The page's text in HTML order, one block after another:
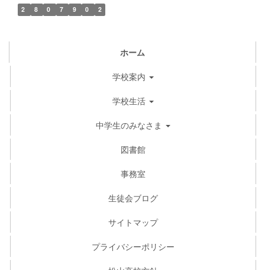
2 8 0 7 9 0 2
ホーム
学校案内
学校生活
中学生のみなさま
図書館
事務室
生徒会ブログ
サイトマップ
プライバシーポリシー